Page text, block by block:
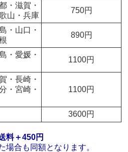
・滋賀・
山・兵庫
750円
・山口・
890円
・愛媛・
1100円
・長崎・
・宮崎・
1100円
3600円
料＋450円
合も同額となります。